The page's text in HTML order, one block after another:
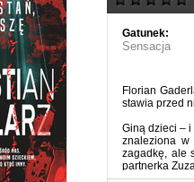
Gatunek:
Sensacja
Florian
stawia przed
Giną dzieci – i
znaleziona w
zagadkę, ale
partnerka